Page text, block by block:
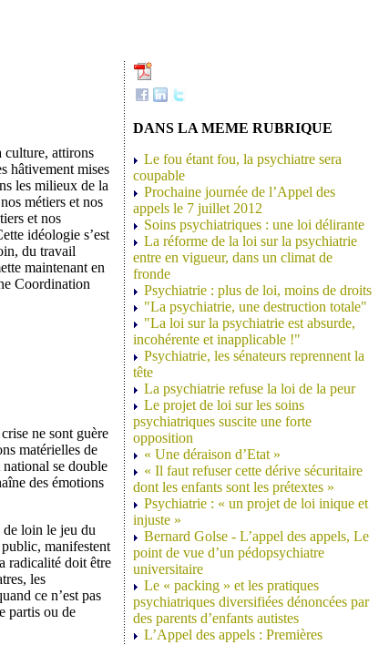
culture, attirons
hâtivement mises
les milieux de la
métiers et nos
et nos
idéologie s’est
du travail
maintenant en
Coordination
ne sont guère
matérielles de
se double
des émotions
de loin le jeu du
manifestent
radicalité doit être
les
ce n’est pas
partis ou de
DANS LA MEME RUBRIQUE
Le fou étant fou, la psychiatre sera
coupable
Prochaine journée de l’Appel des
appels le 7 juillet 2012
Soins psychiatriques : une loi délirante
La réforme de la loi sur la psychiatrie
entre en vigueur, dans un climat de
fronde
Psychiatrie : plus de loi, moins de droits
"La psychiatrie, une destruction totale"
"La loi sur la psychiatrie est absurde,
incohérente et inapplicable !"
Psychiatrie, les sénateurs reprennent la
tête
La psychiatrie refuse la loi de la peur
Le projet de loi sur les soins
psychiatriques suscite une forte
opposition
« Une déraison d’Etat »
« Il faut refuser cette dérive sécuritaire
dont les enfants sont les prétextes »
Psychiatrie : « un projet de loi inique et
injuste »
Bernard Golse - L’appel des appels, Le
point de vue d’un pédopsychiatre
universitaire
Le « packing » et les pratiques
psychiatriques diversifiées dénoncées par
des parents d’enfants autistes
L’Appel des appels : Premières